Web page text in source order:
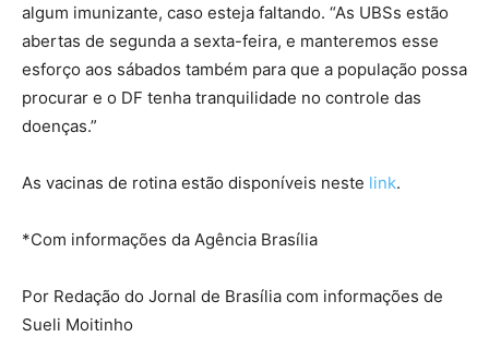
algum imunizante, caso esteja faltando. “As UBSs estão
abertas de segunda a sexta-feira, e manteremos esse
esforço aos sábados também para que a população possa
procurar e o DF tenha tranquilidade no controle das
doenças.”
As vacinas de rotina estão disponíveis neste link.
*Com informações da Agência Brasília
Por Redação do Jornal de Brasília com informações de
Sueli Moitinho